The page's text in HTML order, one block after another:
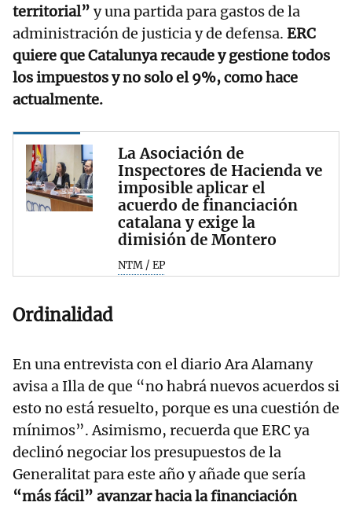
territorial” y una partida para gastos de la
administración de justicia y de defensa. ERC
quiere que Catalunya recaude y gestione todos
los impuestos y no solo el 9%, como hace
actualmente.
La Asociación de
Inspectores de Hacienda ve
imposible aplicar el
acuerdo de financiación
catalana y exige la
dimisión de Montero
NTM / EP
Ordinalidad
En una entrevista con el diario Ara Alamany
avisa a Illa de que “no habrá nuevos acuerdos si
esto no está resuelto, porque es una cuestión de
mínimos”. Asimismo, recuerda que ERC ya
declinó negociar los presupuestos de la
Generalitat para este año y añade que sería
“más fácil” avanzar hacia la financiación